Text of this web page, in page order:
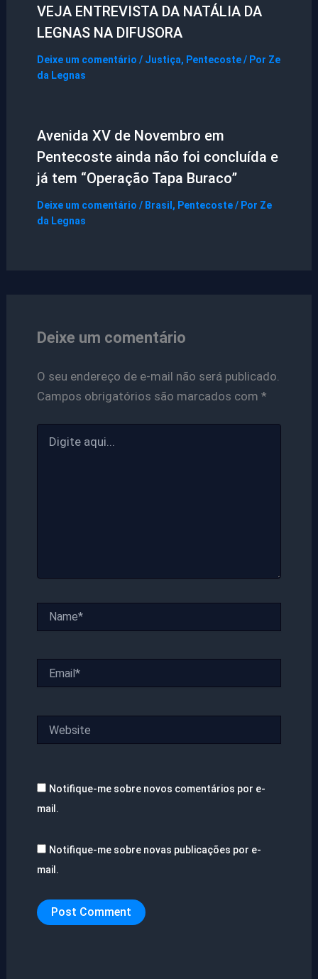
VEJA ENTREVISTA DA NATÁLIA DA
LEGNAS NA DIFUSORA
Deixe um comentário / Justiça, Pentecoste/ Por Ze
da Legnas
Avenida XV de Novembro em
Pentecoste ainda não foi concluída e
já tem “Operação Tapa Buraco”
Deixe um comentário / Brasil , Pentecoste/ Por Ze
da Legnas
Deixe um comentário
O seu endereço de e-mail não será publicado.
Campos obrigatórios são marcados com *
aqui...
Notifique-me sobre novos comentários por e-
mail.
Notifique-me sobre novas publicações por e-
mail.